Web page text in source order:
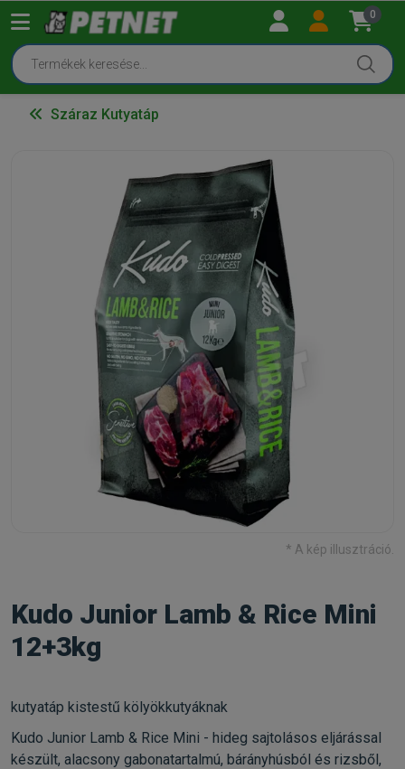
0
Száraz Kutyatáp
* A kép illusztráció.
Kudo Junior Lamb & Rice Mini
12+3kg
kutyatáp kistestű kölyökkutyáknak
Kudo Junior Lamb & Rice Mini - hideg sajtolásos eljárással
készült, alacsony gabonatartalmú, bárányhúsból és rizsből,